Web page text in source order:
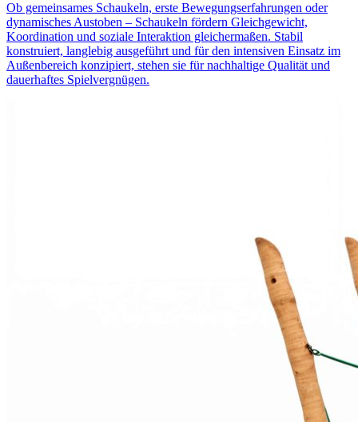
Ob gemeinsames Schaukeln, erste Bewegungserfahrungen oder
dynamisches Austoben – Schaukeln fördern Gleichgewicht,
Koordination und soziale Interaktion gleichermaßen. Stabil
konstruiert, langlebig ausgeführt und für den intensiven Einsatz im
Außenbereich konzipiert, stehen sie für nachhaltige Qualität und
dauerhaftes Spielvergnügen.